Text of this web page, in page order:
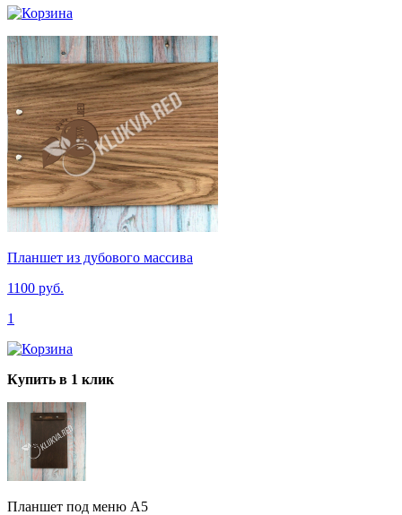
Планшет из дубового массива
1100 руб.
1
Купить в 1 клик
Планшет под меню А5